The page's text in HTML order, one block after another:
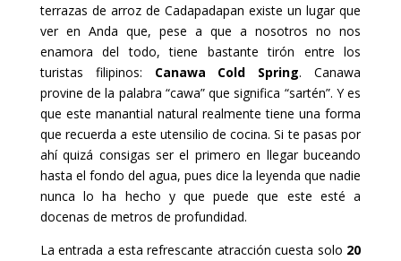
terrazas de arroz de Cadapadapan existe un lugar que
ver en Anda que, pese a que a nosotros no nos
enamora del todo, tiene bastante tirón entre los
turistas filipinos: Canawa Cold Spring. Canawa
provine de la palabra “cawa” que significa “sartén”. Y es
que este manantial natural realmente tiene una forma
que recuerda a este utensilio de cocina. Si te pasas por
ahí quizá consigas ser el primero en llegar buceando
hasta el fondo del agua, pues dice la leyenda que nadie
nunca lo ha hecho y que puede que este esté a
docenas de metros de profundidad.
La entrada a esta refrescante atracción cuesta solo 20